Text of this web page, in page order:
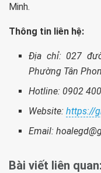
Minh.
Thông tin liên hệ:
Địa chỉ: 027
Phường Tân
Hotline: 0902
Website:https://
Email:
Bài viết liên quan: